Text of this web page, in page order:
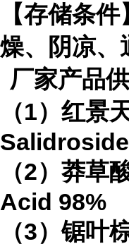
【存储条
燥、阴凉、
厂家产品
（1）红景
Salidroside
（2）莽草
Acid 98%
（3）锯叶